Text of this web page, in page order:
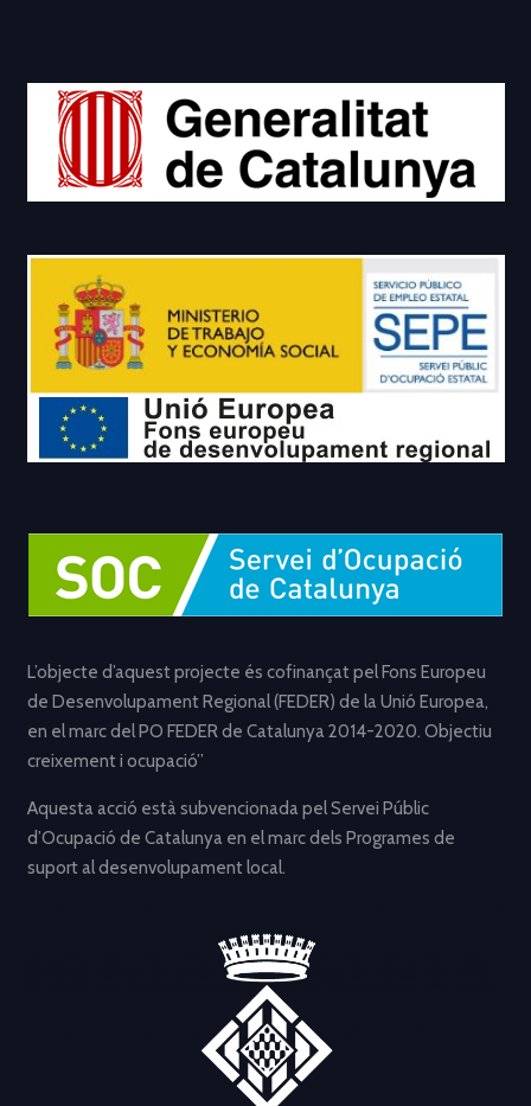
L’objecte d’aquest projecte és cofinançat pel Fons Europeu
de Desenvolupament Regional (FEDER) de la Unió Europea,
en el marc del PO FEDER de Catalunya 2014-2020. Objectiu
creixement i ocupació”
Aquesta acció està subvencionada pel Servei Públic
d’Ocupació de Catalunya en el marc dels Programes de
suport al desenvolupament local.